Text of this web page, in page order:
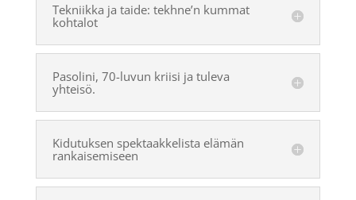
Tekniikka ja taide: tekhne’n kummat
kohtalot
Pasolini, 70-luvun kriisi ja tuleva
yhteisö.
Kidutuksen spektaakkelista elämän
rankaisemiseen